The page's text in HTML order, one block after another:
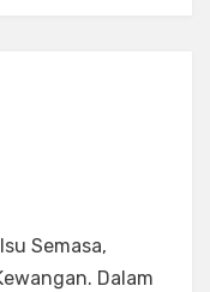
Semasa,
Dalam